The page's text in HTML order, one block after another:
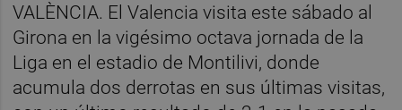
VALÈNCIA. El Valencia visita este sábado al
Girona en la vigésimo octava jornada de la
Liga en el estadio de Montilivi, donde
acumula dos derrotas en sus últimas visitas,